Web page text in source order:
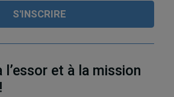
l’essor et à la mission